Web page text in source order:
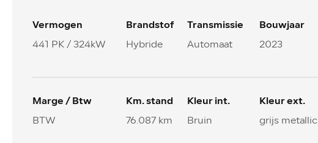
Vermogen
441 PK / 324kW
Brandstof
Hybride
Transmissie
Automaat
Bouwjaar
2023
Marge / Btw
BTW
Km. stand
76.087 km
Kleur int.
Bruin
Kleur ext.
grijs metallic